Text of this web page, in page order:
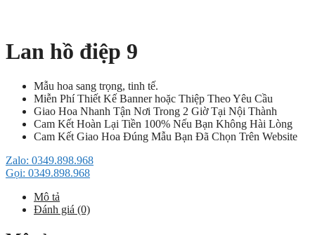
Lan hồ điệp 9
Mẫu hoa sang trọng, tinh tế.
Miễn Phí Thiết Kế Banner hoặc Thiệp Theo Yêu Cầu
Giao Hoa Nhanh Tận Nơi Trong 2 Giờ Tại Nội Thành
Cam Kết Hoàn Lại Tiền 100% Nếu Bạn Không Hài Lòng
Cam Kết Giao Hoa Đúng Mẫu Bạn Đã Chọn Trên Website
Zalo: 0349.898.968
Gọi: 0349.898.968
Mô tả
Đánh giá (0)